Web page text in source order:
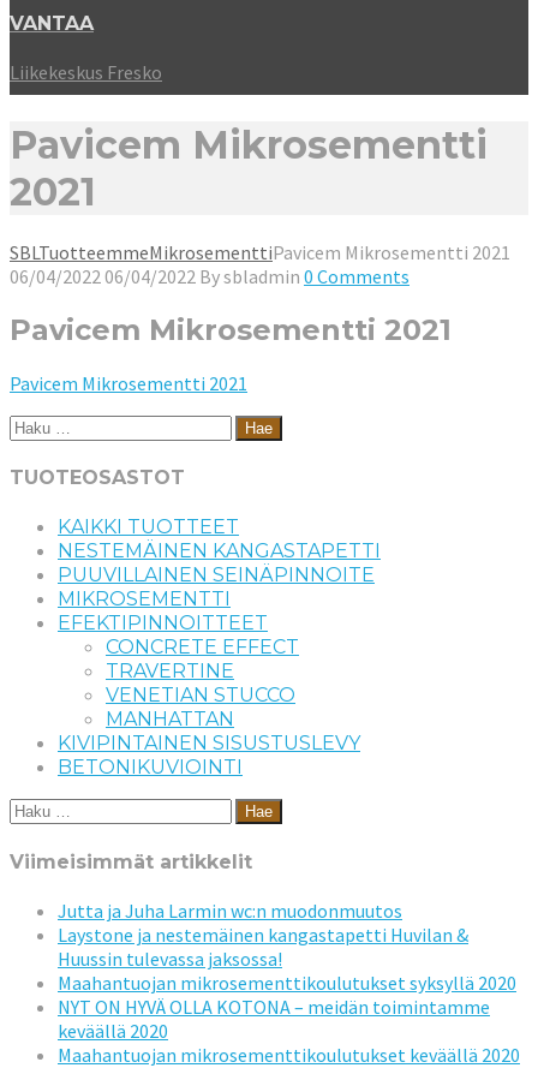
VANTAA
Liikekeskus Fresko
Pavicem Mikrosementti
2021
SBLTuotteemmeMikrosementtiPavicem Mikrosementti 2021
06/04/202206/04/2022 Bysbladmin 0 Comments
Pavicem Mikrosementti 2021
Pavicem Mikrosementti 2021
Haku:
TUOTEOSASTOT
KAIKKI TUOTTEET
NESTEMÄINEN KANGASTAPETTI
PUUVILLAINEN SEINÄPINNOITE
MIKROSEMENTTI
EFEKTIPINNOITTEET
CONCRETE EFFECT
TRAVERTINE
VENETIAN STUCCO
MANHATTAN
KIVIPINTAINEN SISUSTUSLEVY
BETONIKUVIOINTI
Haku:
Viimeisimmät artikkelit
Jutta ja Juha Larmin wc:n muodonmuutos
Laystone ja nestemäinen kangastapetti Huvilan &
Huussin tulevassa jaksossa!
Maahantuojan mikrosementtikoulutukset syksyllä 2020
NYT ON HYVÄ OLLA KOTONA – meidän toimintamme
keväällä 2020
Maahantuojan mikrosementtikoulutukset keväällä 2020